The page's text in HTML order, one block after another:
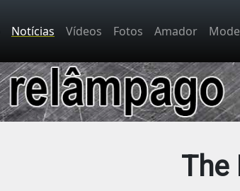
Notícias Vídeos Fotos Amador
The